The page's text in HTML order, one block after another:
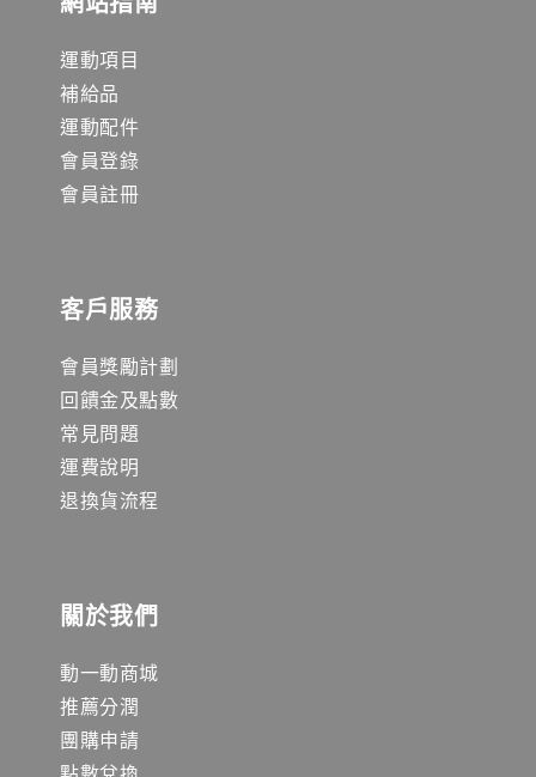
運動項目
補給品
運動配件
會員登錄
會員註冊
客戶服務
會員獎勵計劃
回饋金及點數
常見問題
運費說明
退換貨流程
關於我們
動一動商城
推薦分潤
團購申請